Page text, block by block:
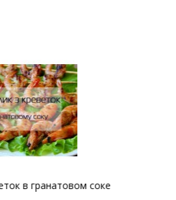
Аргентинские креветки в сливочно-